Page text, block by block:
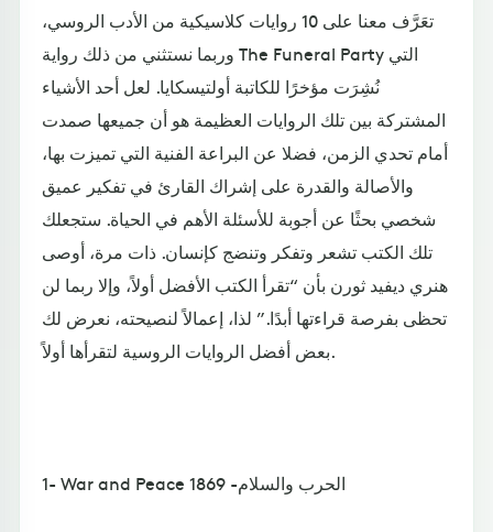
تعَرَّف معنا على 10 روايات كلاسيكية من الأدب الروسي،
وربما نستثني من ذلك رواية The Funeral Party التي
نُشِرَت مؤخرًا للكاتبة أولتيسكايا. لعل أحد الأشياء
المشتركة بين تلك الروايات العظيمة هو أن جميعها صمدت
أمام تحدي الزمن، فضلا عن البراعة الفنية التي تميزت بها،
والأصالة والقدرة على إشراك القارئ في تفكير عميق
شخصي بحثًا عن أجوبة للأسئلة الأهم في الحياة. ستجعلك
تلك الكتب تشعر وتفكر وتنضج كإنسان. ذات مرة، أوصى
هنري ديفيد ثورن بأن “تقرأ الكتب الأفضل أولاً، وإلا ربما لن
تحظى بفرصة قراءتها أبدًا.” لذا، إعمالاً لنصيحته، نعرض لك
بعض أفضل الروايات الروسية لتقرأها أولاً.
1- War and Peace الحرب والسلام- 1869